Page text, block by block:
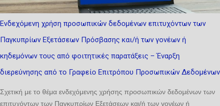
διευθέτηση. Ιδιαίτερη έμφαση δίνεται σε δύο κρίσιμες εξελίξεις: αφενός,
πλαίσιο για τις ΠΟΠ/ΠΓΕ· αφετέρου, στη σχετικοποίηση της έννοιας
της καταγωγής λόγω της κλιματικής αλλαγής και των
γεωπολιτικών κρίσεων. ...
Ενδεχόμενη χρήση προσωπικών δεδομένων επιτυχόντων των
Παγκυπρίων Εξετάσεων Πρόσβασης και/ή των γονέων ή
κηδεμόνων τους από φοιτητικές παρατάξεις – Έναρξη
διερεύνησης από το Γραφείο Επιτρόπου Προσωπικών Δεδομένων
Σχετική με το θέμα ενδεχόμενης χρήσης προσωπικών δεδομένων των
επιτυχόντων των Παγκυπρίων Εξετάσεων και/ή των γονέων ή